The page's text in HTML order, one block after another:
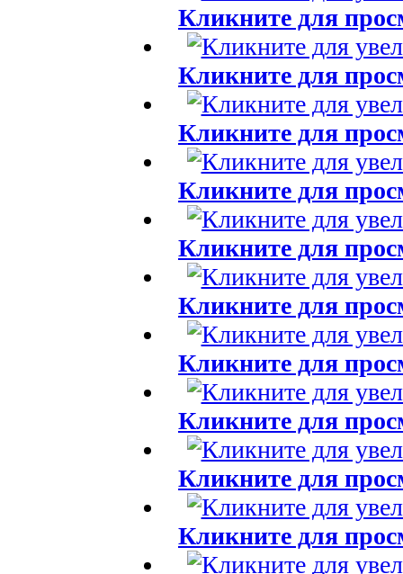
Кликните для
Кликните для
Кликните для
Кликните для
Кликните для
Кликните для
Кликните для
Кликните для
Кликните для
Кликните для